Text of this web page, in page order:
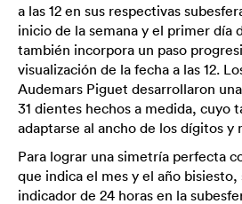
a las 12 en sus respectivas
inicio de la semana y el primer día
también incorpora un paso
visualización de la fecha a las 12.
Audemars Piguet desarrollaron
31 dientes hechos a medida, cuyo
adaptarse al ancho de los dígitos
Para lograr una simetría perfecta
que indica el mes y el año bisiesto,
indicador de 24 horas en la